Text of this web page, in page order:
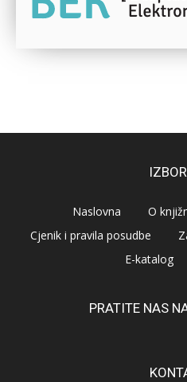
Naslovna O
Cjenik i pravila posudbe
E-katalog
PRATITE NAS